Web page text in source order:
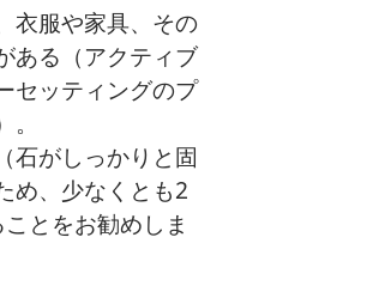
衣服や家具、その
ある（アクティブ
セッティングのプ
石がしっかりと固
め、少なくとも2
とをお勧めしま